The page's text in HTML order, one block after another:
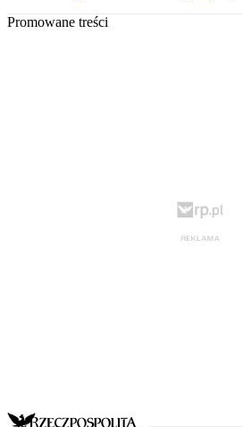
Promowane treści